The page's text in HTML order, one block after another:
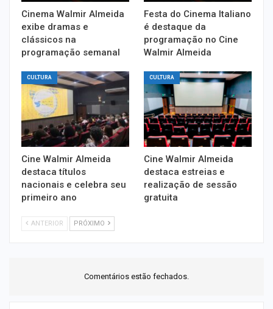
Cinema Walmir Almeida
exibe dramas e
clássicos na
programação semanal
Festa do Cinema Italiano
é destaque da
programação no Cine
Walmir Almeida
CULTURA
Cine Walmir Almeida
destaca títulos
nacionais e celebra seu
primeiro ano
CULTURA
Cine Walmir Almeida
destaca estreias e
realização de sessão
gratuita
ANTERIOR PRÓXIMO
Comentários estão fechados.